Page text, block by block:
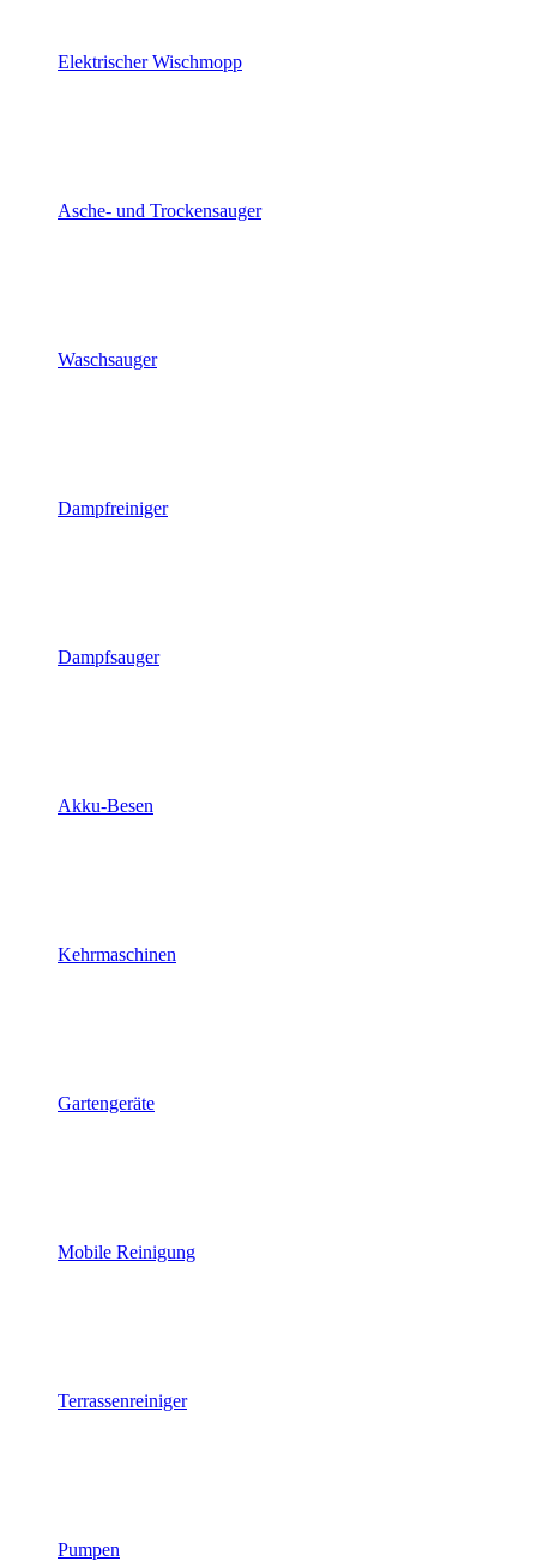
Elektrischer Wischmopp
Asche- und Trockensauger
Waschsauger
Dampfreiniger
Dampfsauger
Akku-Besen
Kehrmaschinen
Gartengeräte
Mobile Reinigung
Terrassenreiniger
Pumpen